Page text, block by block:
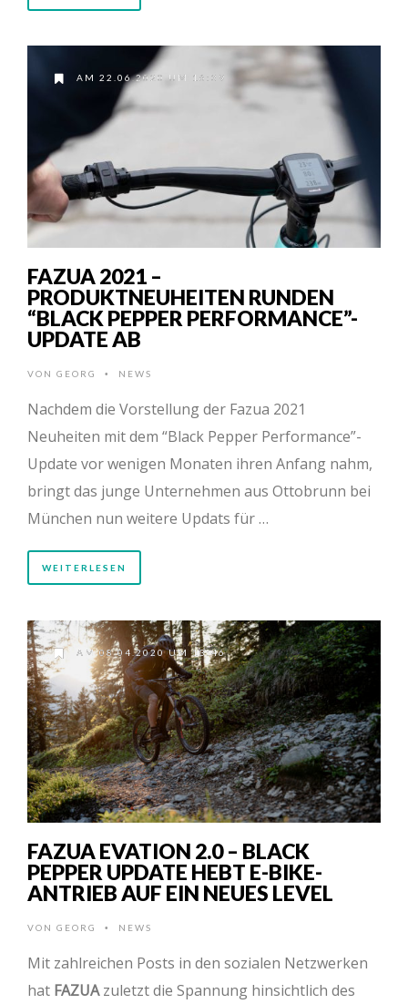
AM 22.06.2020 UM 16:39
FAZUA 2021 –
PRODUKTNEUHEITEN RUNDEN
“BLACK PEPPER PERFORMANCE”-
UPDATE AB
VON GEORG • NEWS
Nachdem die Vorstellung der Fazua 2021
Neuheiten mit dem “Black Pepper Performance”-
Update vor wenigen Monaten ihren Anfang nahm,
bringt das junge Unternehmen aus Ottobrunn bei
München nun weitere Updats für …
WEITERLESEN
AM 08.04.2020 UM 13:46
FAZUA EVATION 2.0 – BLACK
PEPPER UPDATE HEBT E-BIKE-
ANTRIEB AUF EIN NEUES LEVEL
VON GEORG • NEWS
Mit zahlreichen Posts in den sozialen Netzwerken
hat FAZUAzuletzt die Spannung hinsichtlich des